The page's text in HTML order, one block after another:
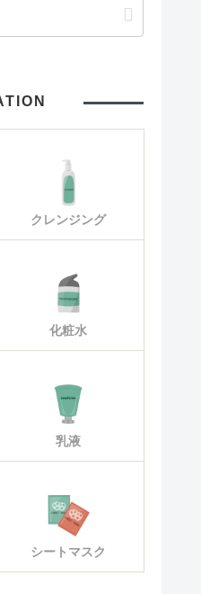
クレンジング
化粧水
乳液
シートマスク